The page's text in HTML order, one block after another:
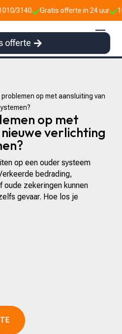
Gratis offerte in 24 uur 10+ jaar
offerte
problemen op met aansluiting van
op met
verlichting
op een ouder systeem
bedrading,
zekeringen kunnen
gevaar.​ Hoe los je